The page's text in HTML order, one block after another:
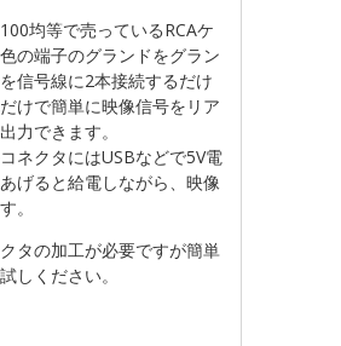
均等で売っているRCAケ
の端子のグランドをグラン
信号線に2本接続するだけ
けで簡単に映像信号をリア
力できます。
ネクタにはUSBなどで5V電
げると給電しながら、映像
。
タの加工が必要ですが簡単
しください。